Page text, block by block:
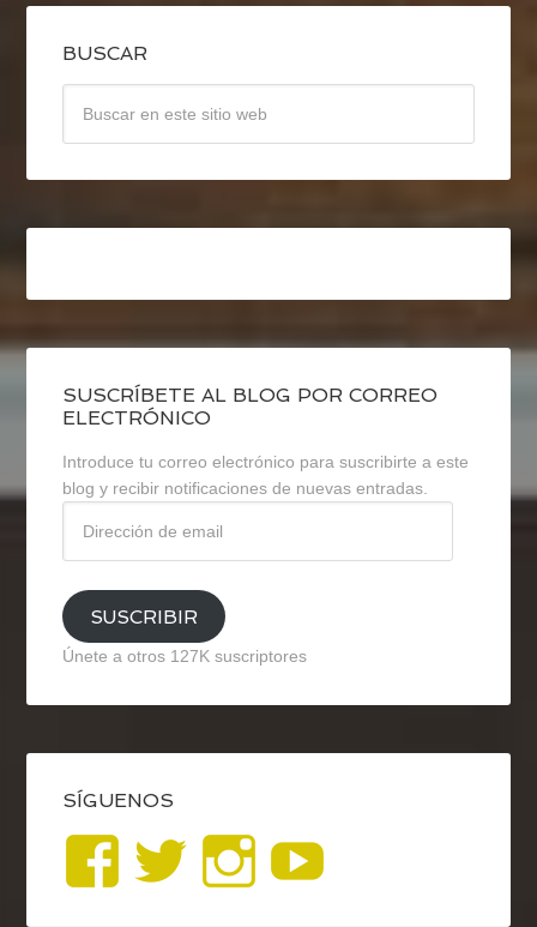
BUSCAR
SUSCRÍBETE AL BLOG POR CORREO
ELECTRÓNICO
Introduce tu correo electrónico para suscribirte a este
blog y recibir notificaciones de nuevas entradas.
email
SUSCRIBIR
Únete a otros 127K suscriptores
SÍGUENOS
VerVerVer